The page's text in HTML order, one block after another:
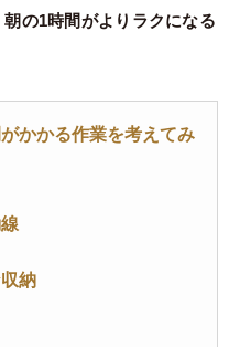
の1時間がよりラクになる
かかる作業を考えてみ
納